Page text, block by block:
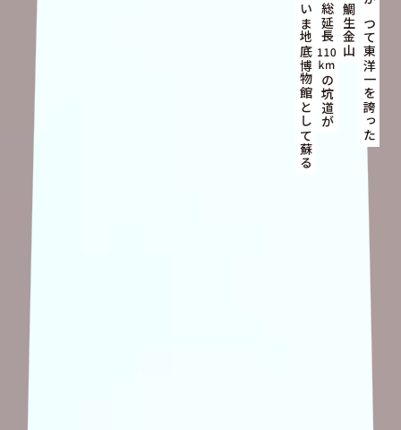
かつて東洋一を誇った
鯛生金山
総延長
の坑道が
いま地底博物館として蘇る